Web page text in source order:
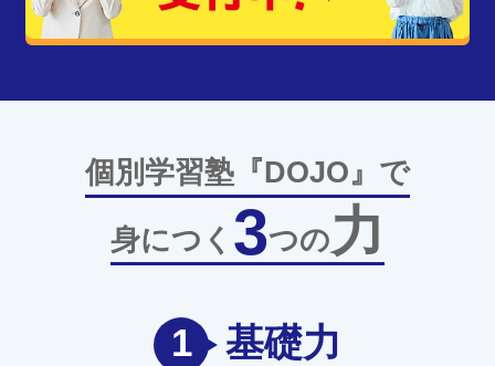
個別学習塾『DOJO』で
身につく 3つの力
1 基礎力